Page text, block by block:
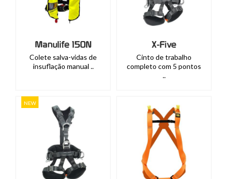
Manulife 150N
Colete salva-vidas de
insuflação manual ..
X-Five
Cinto de trabalho
completo com 5 pontos
..
NEW